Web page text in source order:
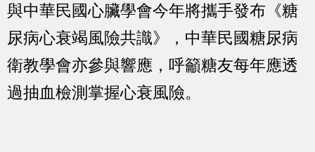
與中華民國心臟學會今年將攜手發布《糖
尿病心衰竭風險共識》，中華民國糖尿病
衛教學會亦參與響應，呼籲糖友每年應透
過抽血檢測掌握心衰風險。